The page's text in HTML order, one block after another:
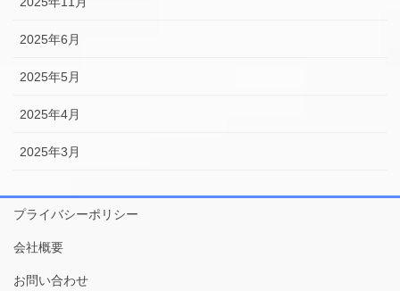
2025年6月
2025年5月
2025年4月
2025年3月
プライバシーポリシー
会社概要
お問い合わせ